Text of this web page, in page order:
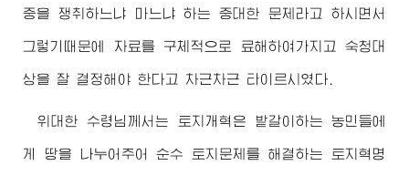
중을 쟁취하느냐 마느냐 하는 중대한 문제라고 하시면서
그렇기때문에 자료를 구체적으로 료해하여가지고 숙청대
상을 잘 결정해야 한다고 차근차근 타이르시였다.
위대한 수령님께서는 토지개혁은 밭갈이하는 농민들에
게 땅을 나누어주어 순수 토지문제를 해결하는 토지혁명